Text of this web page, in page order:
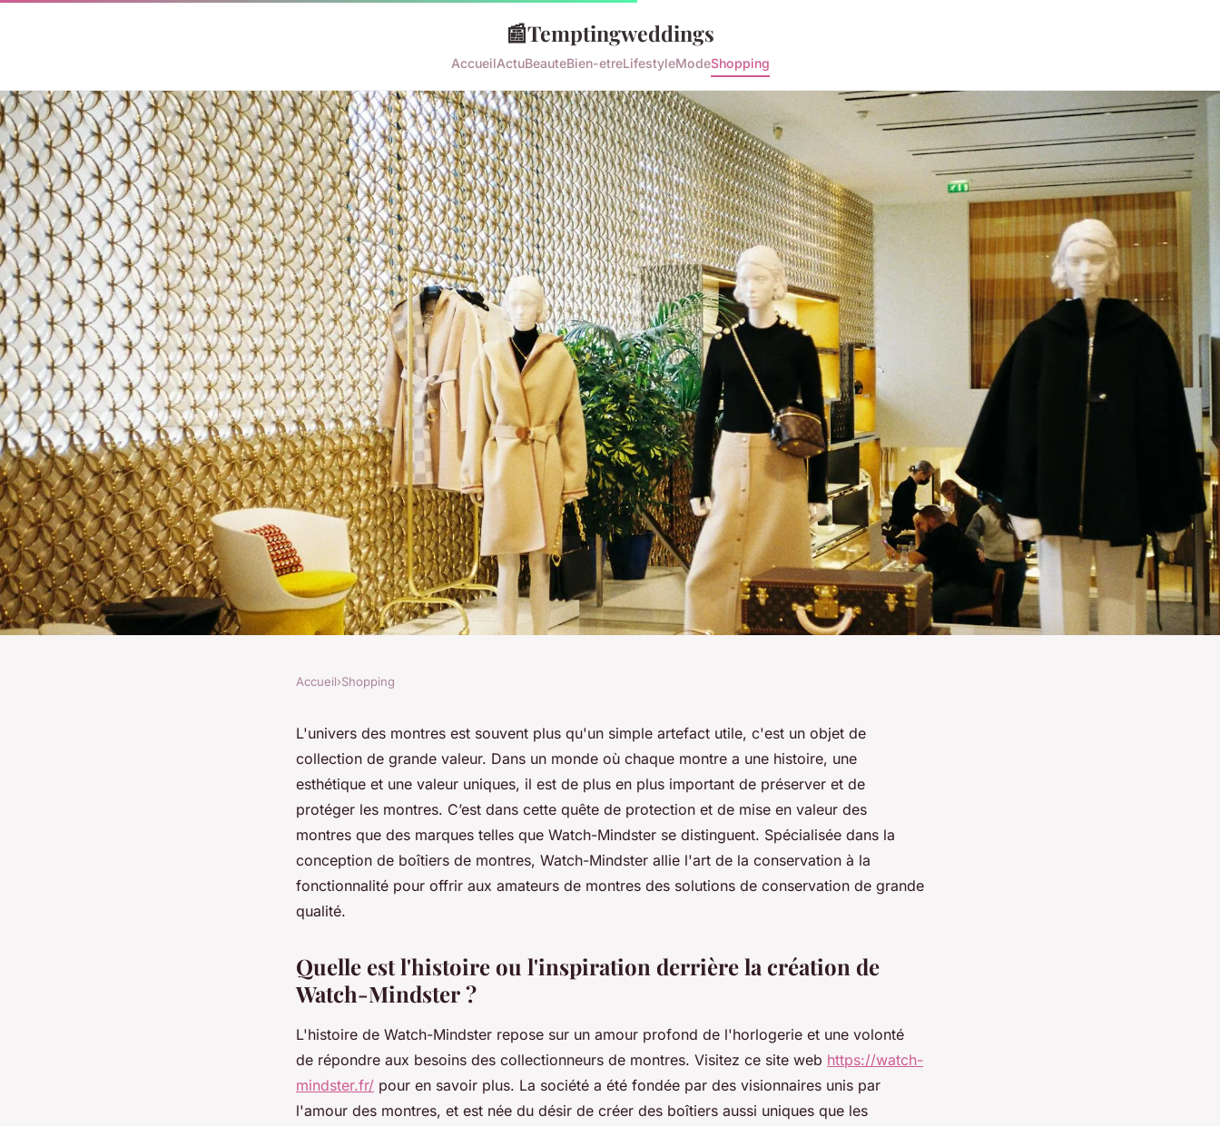
📰Temptingweddings
AccueilActuBeauteBien-etreLifestyleModeShopping
Plongée-vous dans l'univers des boîtes
à montres haut de gamme de Watch-
Accueil›Shopping
L'univers des montres est souvent plus qu'un simple artefact utile, c'est un objet de
collection de grande valeur. Dans un monde où chaque montre a une histoire, une
esthétique et une valeur uniques, il est de plus en plus important de préserver et de
protéger les montres. C’est dans cette quête de protection et de mise en valeur des
montres que des marques telles que Watch-Mindster se distinguent. Spécialisée dans la
conception de boîtiers de montres, Watch-Mindster allie l'art de la conservation à la
fonctionnalité pour offrir aux amateurs de montres des solutions de conservation de grande
qualité.
Quelle est l'histoire ou l'inspiration derrière la création de
Watch-Mindster ?
L'histoire de Watch-Mindster repose sur un amour profond de l'horlogerie et une volonté
de répondre aux besoins des collectionneurs de montres. Visitez ce site web https://watch-
mindster.fr/ pour en savoir plus. La société a été fondée par des visionnaires unis par
l'amour des montres, et est née du désir de créer des boîtiers aussi uniques que les